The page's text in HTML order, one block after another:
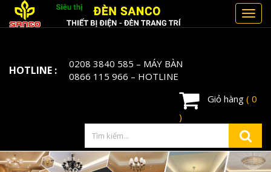
HOTLINE : 0208 3840 585 – MÁY BÀN
0866 115 966 – HOTLINE
Giỏ hàng ( 0
)